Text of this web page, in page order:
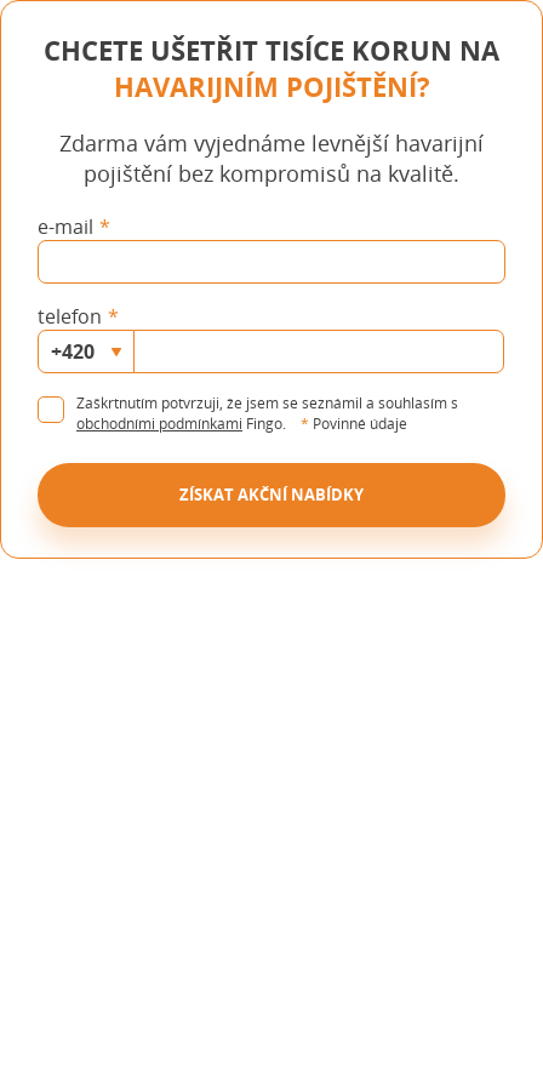
CHCETE UŠETŘIT TISÍCE KORUN NA
HAVARIJNÍM POJIŠTĚNÍ?
Zdarma vám vyjednáme levnější havarijní
pojištění bez kompromisů na kvalitě.
e-mail
telefon
Zaškrtnutím potvrzuji, že jsem se seznámil a souhlasím s
obchodními podmínkami Fingo. * Povinné údaje
ZÍSKAT AKČNÍ NABÍDKY